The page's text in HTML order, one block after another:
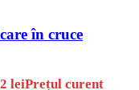
în cruce
leiPrețul curent